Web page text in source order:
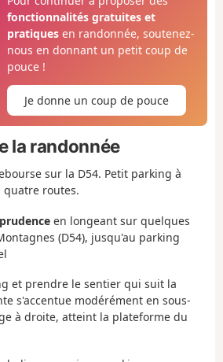
fonctionnalités gratuites et
pratiquesen randonnée, soutenez-
nous en donnant un petit coup de
pouce !
Je donne un coup de pouce
la randonnée
sur la D54. Petit parking à
routes.
en longeant sur quelques
(D54), jusqu'au parking
et prendre le sentier qui suit la
s'accentue modérément en sous-
à droite, atteint la plateforme du